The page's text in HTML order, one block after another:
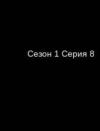
Сезон 1 Серия 8